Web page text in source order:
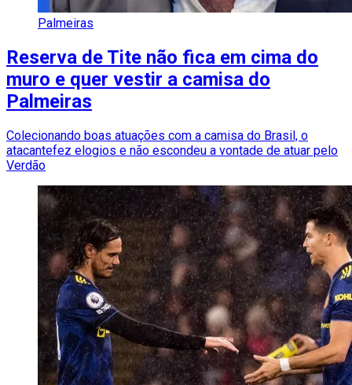
Palmeiras
Reserva de Tite não fica em cima do
muro e quer vestir a camisa do
Palmeiras
Colecionando boas atuações com a camisa do Brasil, o
atacantefez elogios e não escondeu a vontade de atuar pelo
Verdão